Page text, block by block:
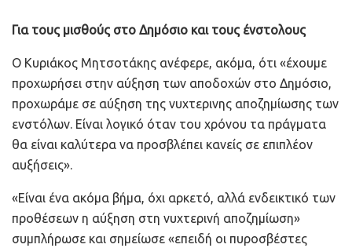
Για τους μισθούς στο Δημόσιο και τους ένστολους
Ο Κυριάκος Μητσοτάκης ανέφερε, ακόμα, ότι «έχουμε
προχωρήσει στην αύξηση των αποδοχών στο Δημόσιο,
προχωράμε σε αύξηση της νυχτερινης αποζημίωσης των
ενστόλων. Είναι λογικό όταν του χρόνου τα πράγματα
θα είναι καλύτερα να προσβλέπει κανείς σε επιπλέον
αυξήσεις».
«Είναι ένα ακόμα βήμα, όχι αρκετό, αλλά ενδεικτικό των
προθέσεων η αύξηση στη νυχτερινή αποζημίωση»
συμπλήρωσε και σημείωσε «επειδή οι πυροσβέστες